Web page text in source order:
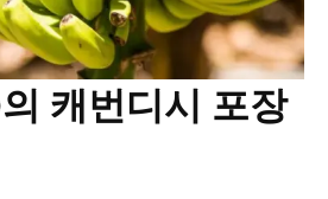
캐번디시 포장